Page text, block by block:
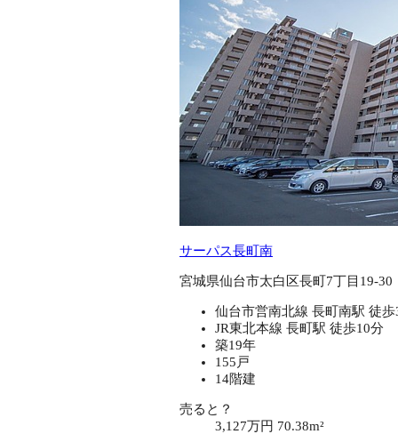
サーパス長町南
宮城県仙台市太白区長町7丁目19-30
仙台市営南北線 長町南駅 徒歩
JR東北本線 長町駅 徒歩10分
築19年
155戸
14階建
売ると？
3,127万円 70.38m²